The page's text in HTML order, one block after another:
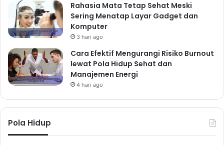
Rahasia Mata Tetap Sehat Meski
Sering Menatap Layar Gadget dan
Komputer
3 hari ago
Cara Efektif Mengurangi Risiko Burnout
lewat Pola Hidup Sehat dan
Manajemen Energi
4 hari ago
Pola Hidup